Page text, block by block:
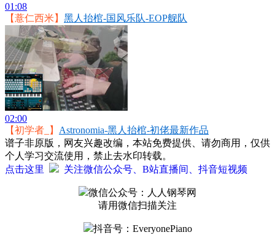
01:08
【薏仁西米】 黑人抬棺-国风乐队-EOP舰队
02:00
【初学者_】 Astronomia-黑人抬棺-初佬最新作品
谱子非原版，网友兴趣改编，本站免费提供、请勿商用，仅供
个人学习交流使用，禁止去水印转载。
点击这里
关注微信公众号、B站直播间、抖音短视频
微信公众号：人人钢琴网
请用微信扫描关注
抖音号：EveryonePiano